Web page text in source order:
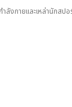
ลังกายและเหล่านักสป